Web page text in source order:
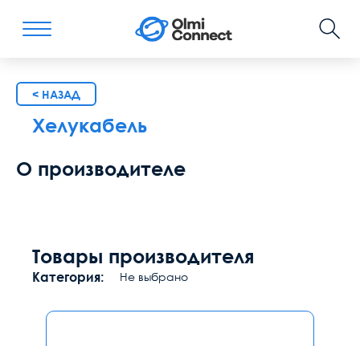
< НАЗАД
Хелукабель
О производителе
Товары производителя
Категория: Не выбрано